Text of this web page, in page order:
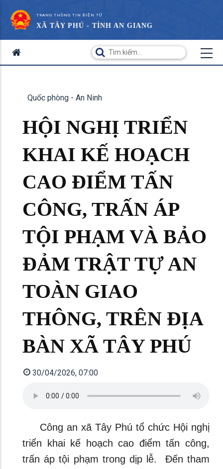
TRANG THÔNG TIN ĐIỆN TỬ
XÃ TÂY PHÚ - TỈNH AN GIANG
Quốc phòng - An Ninh
HỘI NGHỊ TRIỂN
KHAI KẾ HOẠCH
CAO ĐIỂM TẤN
CÔNG, TRẤN ÁP
TỘI PHẠM VÀ BẢO
ĐẢM TRẬT TỰ AN
TOÀN GIAO
THÔNG, TRÊN ĐỊA
BÀN XÃ TÂY PHÚ
30/04/2026, 07:00
Công an xã Tây Phú tổ chức Hội nghị
triển khai kế hoạch cao điểm tấn công,
trấn áp tội phạm trong dịp lễ. Đến tham